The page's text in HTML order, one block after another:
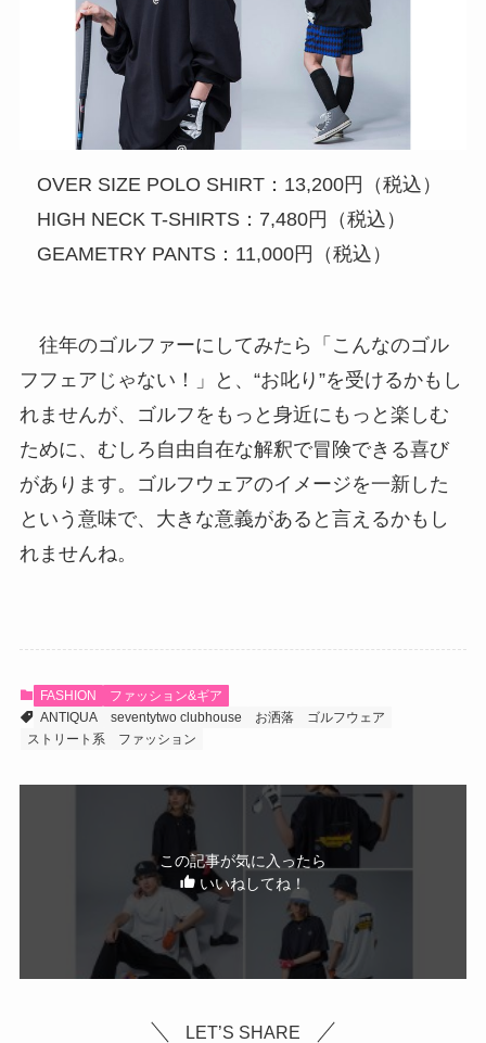
OVER SIZE POLO SHIRT：13,200円（税込）
HIGH NECK T-SHIRTS：7,480円（税込）
GEAMETRY PANTS：11,000円（税込）
往年のゴルファーにしてみたら「こんなのゴル
フフェアじゃない！」と、“お叱り”を受けるかもし
れませんが、ゴルフをもっと身近にもっと楽しむ
ために、むしろ自由自在な解釈で冒険できる喜び
があります。ゴルフウェアのイメージを一新した
という意味で、大きな意義があると言えるかもし
れませんね。
FASHION
ファッション&ギア
ANTIQUA
seventytwo clubhouse お洒落
ゴルフウェア
ストリート系
ファッション
この記事が気に入ったら
いいねしてね！
LET’S SHARE